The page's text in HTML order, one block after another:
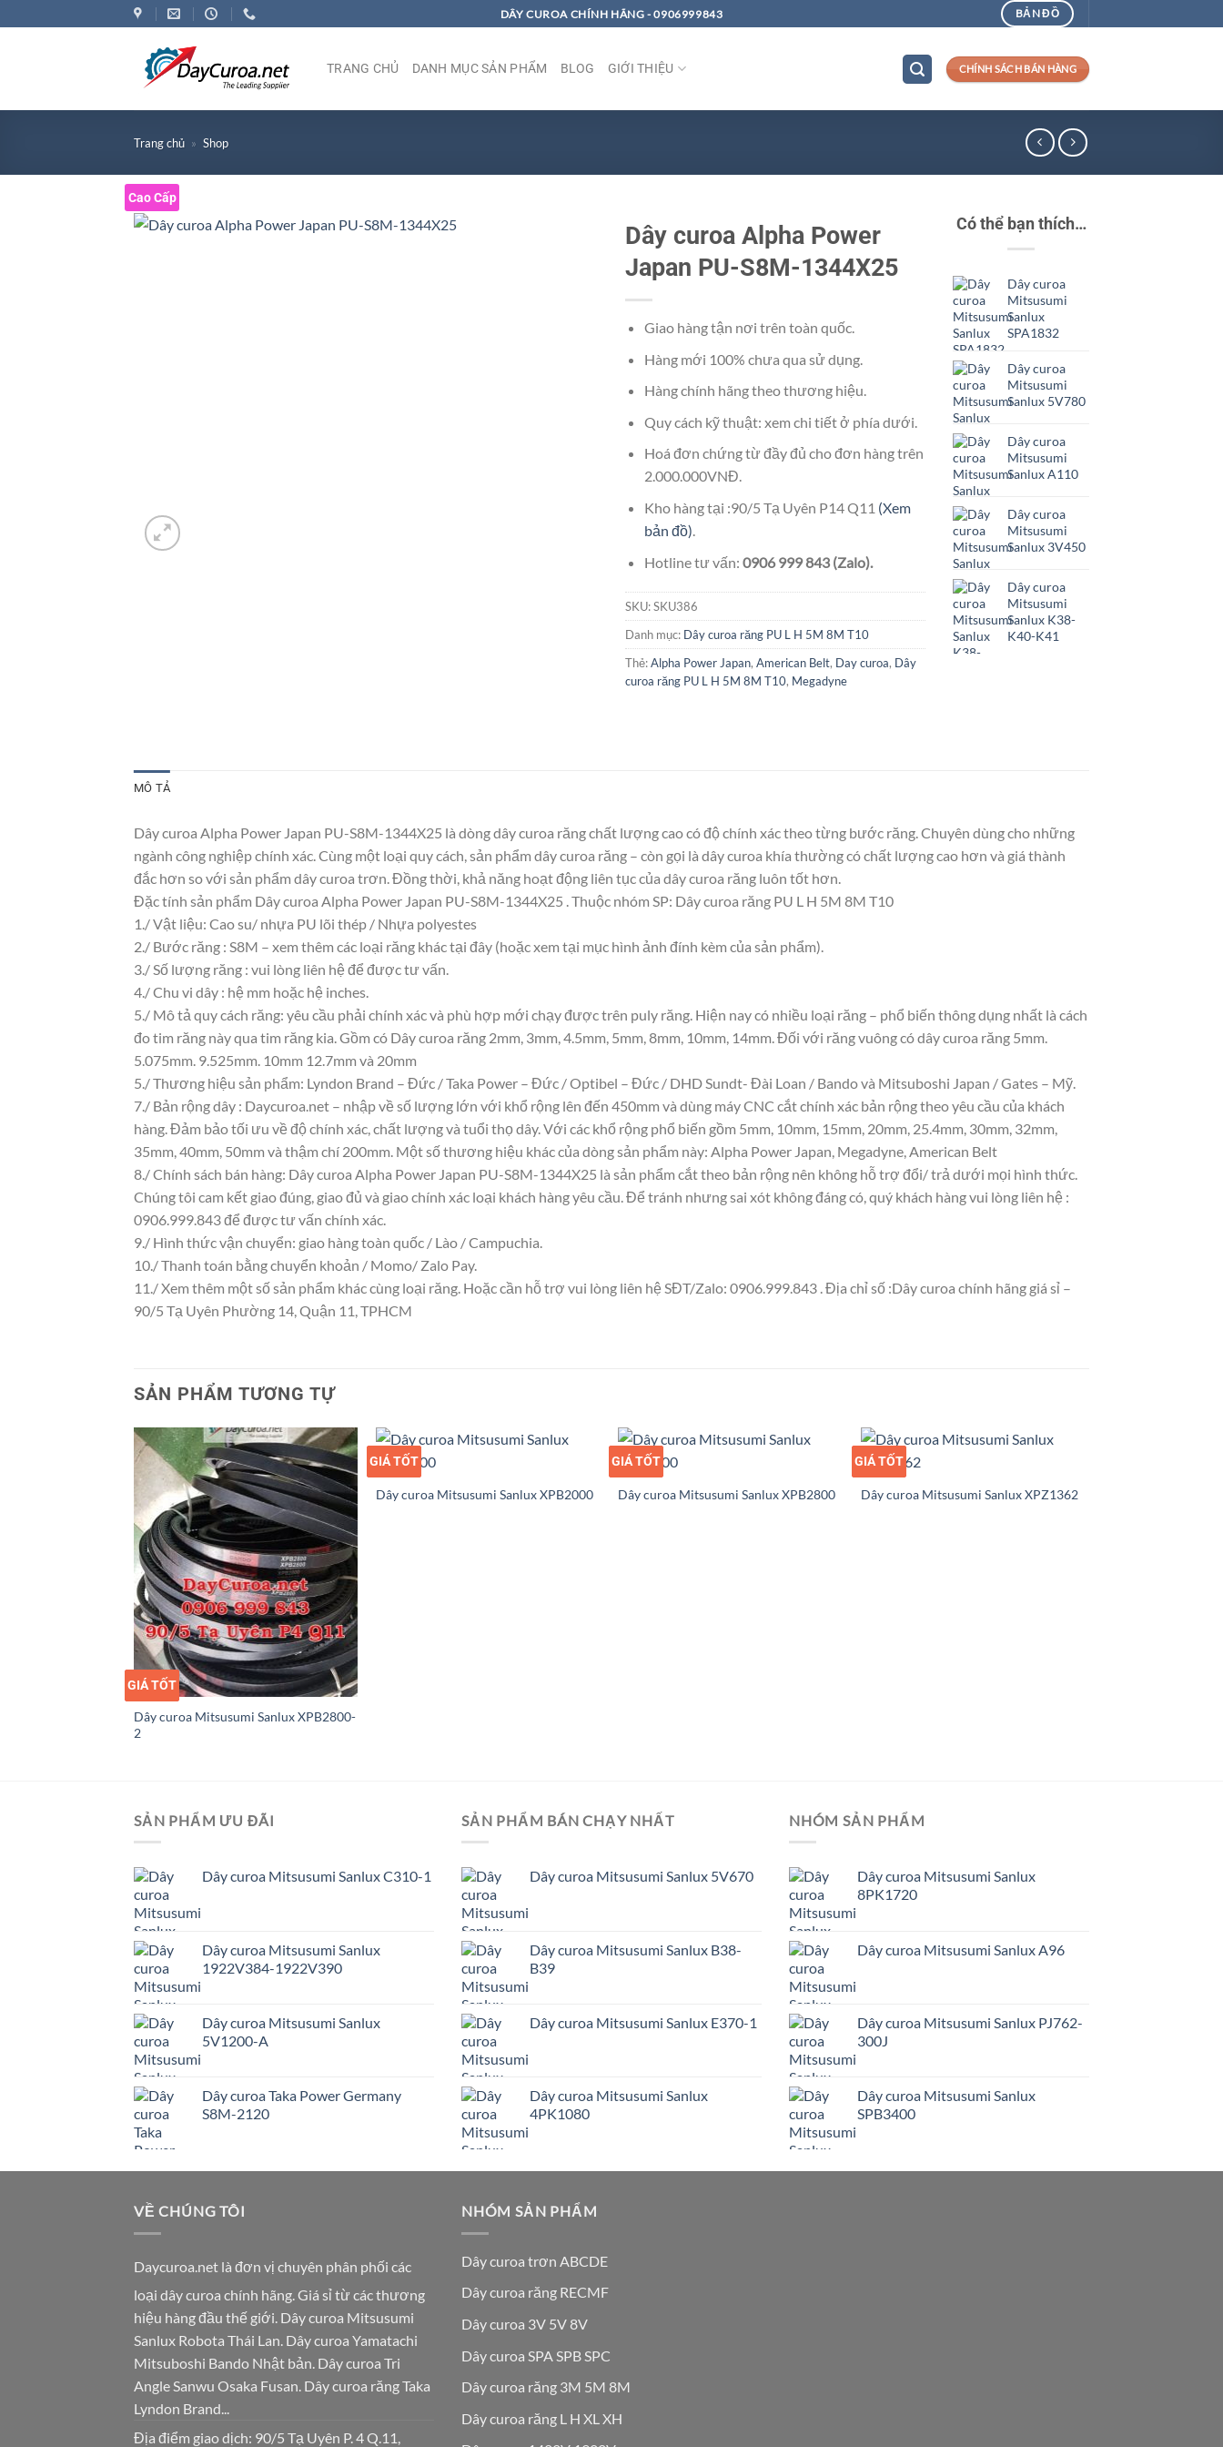
qua
DÂY CUROA CHÍNH HÃNG - 0906999843 BẢN ĐỒ
TRANG CHỦ DANH MỤC SẢN PHẨM BLOG GIỚI THIỆU CHÍNH SÁCH BÁN HÀNG
Trang chủ » Shop
Cao Cấp
Dây curoa Alpha Power
Japan PU-S8M-1344X25
Giao hàng tận nơi trên toàn quốc.
Hàng mới 100% chưa qua sử dụng.
Hàng chính hãng theo thương hiệu.
Quy cách kỹ thuật: xem chi tiết ở phía dưới.
Hoá đơn chứng từ đầy đủ cho đơn hàng trên
2.000.000VNĐ.
Kho hàng tại :90/5 Tạ Uyên P14 Q11 (Xem
bản đồ).
Hotline tư vấn: 0906 999 843 (Zalo).
SKU:SKU386
Danh mục: Dây curoa răng PU L H 5M 8M T10
Thẻ:Alpha Power Japan, American Belt, Day curoa, Dây
curoa răng PU L H 5M 8M T10, Megadyne
Có thể bạn thích…
Dây curoa
Mitsusumi
Sanlux
SPA1832
Dây curoa
Mitsusumi
Sanlux 5V780
Dây curoa
Mitsusumi
Sanlux A110
Dây curoa
Mitsusumi
Sanlux 3V450
Dây curoa
Mitsusumi
Sanlux K38-
K40-K41
MÔ TẢ
Dây curoa Alpha Power Japan PU-S8M-1344X25 là dòng dây curoa răng chất lượng cao có độ chính xác theo từng bước răng. Chuyên dùng cho những
ngành công nghiệp chính xác. Cùng một loại quy cách, sản phẩm dây curoa răng – còn gọi là dây curoa khía thường có chất lượng cao hơn và giá thành
đắc hơn so với sản phẩm dây curoa trơn. Đồng thời, khả năng hoạt động liên tục của dây curoa răng luôn tốt hơn.
Đặc tính sản phẩm Dây curoa Alpha Power Japan PU-S8M-1344X25 . Thuộc nhóm SP: Dây curoa răng PU L H 5M 8M T10
1./ Vật liệu: Cao su/ nhựa PU lõi thép / Nhựa polyestes
2./ Bước răng : S8M – xem thêm các loại răng khác tại đây (hoặc xem tại mục hình ảnh đính kèm của sản phẩm).
3./ Số lượng răng : vui lòng liên hệ để được tư vấn.
4./ Chu vi dây : hệ mm hoặc hệ inches.
5./ Mô tả quy cách răng: yêu cầu phải chính xác và phù hợp mới chạy được trên puly răng. Hiện nay có nhiều loại răng – phổ biến thông dụng nhất là cách
đo tim răng này qua tim răng kia. Gồm có Dây curoa răng 2mm, 3mm, 4.5mm, 5mm, 8mm, 10mm, 14mm. Đối với răng vuông có dây curoa răng 5mm.
5.075mm. 9.525mm. 10mm 12.7mm và 20mm
5./ Thương hiệu sản phẩm: Lyndon Brand – Đức / Taka Power – Đức / Optibel – Đức / DHD Sundt- Đài Loan / Bando và Mitsuboshi Japan / Gates – Mỹ.
7./ Bản rộng dây : Daycuroa.net – nhập về số lượng lớn với khổ rộng lên đến 450mm và dùng máy CNC cắt chính xác bản rộng theo yêu cầu của khách
hàng. Đảm bảo tối ưu về độ chính xác, chất lượng và tuổi thọ dây. Với các khổ rộng phổ biến gồm 5mm, 10mm, 15mm, 20mm, 25.4mm, 30mm, 32mm,
35mm, 40mm, 50mm và thậm chí 200mm. Một số thương hiệu khác của dòng sản phẩm này: Alpha Power Japan, Megadyne, American Belt
8./ Chính sách bán hàng: Dây curoa Alpha Power Japan PU-S8M-1344X25 là sản phẩm cắt theo bản rộng nên không hỗ trợ đổi/ trả dưới mọi hình thức.
Chúng tôi cam kết giao đúng, giao đủ và giao chính xác loại khách hàng yêu cầu. Để tránh nhưng sai xót không đáng có, quý khách hàng vui lòng liên hệ :
0906.999.843 để được tư vấn chính xác.
9./ Hình thức vận chuyển: giao hàng toàn quốc / Lào / Campuchia.
10./ Thanh toán bằng chuyển khoản / Momo/ Zalo Pay.
11./ Xem thêm một số sản phẩm khác cùng loại răng. Hoặc cần hỗ trợ vui lòng liên hệ SĐT/Zalo: 0906.999.843 . Địa chỉ số :Dây curoa chính hãng giá sỉ –
90/5 Tạ Uyên Phường 14, Quận 11, TPHCM
SẢN PHẨM TƯƠNG TỰ
GIÁ SỈ
GIÁ TỐT
Dây curoa Mitsusumi Sanlux XPB2800-
2
GIÁ SỈ
GIÁ TỐT
Dây curoa Mitsusumi Sanlux XPB2000
GIÁ SỈ
GIÁ TỐT
Dây curoa Mitsusumi Sanlux XPB2800
GIÁ SỈ
GIÁ TỐT
Dây curoa Mitsusumi Sanlux XPZ1362
SẢN PHẨM ƯU ĐÃI
Dây curoa Mitsusumi Sanlux C310-1
Dây curoa Mitsusumi Sanlux
1922V384-1922V390
Dây curoa Mitsusumi Sanlux
5V1200-A
Dây curoa Taka Power Germany
S8M-2120
SẢN PHẨM BÁN CHẠY NHẤT
Dây curoa Mitsusumi Sanlux 5V670
Dây curoa Mitsusumi Sanlux B38-
B39
Dây curoa Mitsusumi Sanlux E370-1
Dây curoa Mitsusumi Sanlux
4PK1080
NHÓM SẢN PHẨM
Dây curoa Mitsusumi Sanlux
8PK1720
Dây curoa Mitsusumi Sanlux A96
Dây curoa Mitsusumi Sanlux PJ762-
300J
Dây curoa Mitsusumi Sanlux
SPB3400
VỀ CHÚNG TÔI
Daycuroa.net là đơn vị chuyên phân phối các
loại dây curoa chính hãng. Giá sỉ từ các thương
hiệu hàng đầu thế giới. Dây curoa Mitsusumi
Sanlux Robota Thái Lan. Dây curoa Yamatachi
Mitsuboshi Bando Nhật bản. Dây curoa Tri
Angle Sanwu Osaka Fusan. Dây curoa răng Taka
Lyndon Brand...
Địa điểm giao dịch: 90/5 Tạ Uyên P. 4 Q.11,
NHÓM SẢN PHẨM
Dây curoa trơn ABCDE
Dây curoa răng RECMF
Dây curoa 3V 5V 8V
Dây curoa SPA SPB SPC
Dây curoa răng 3M 5M 8M
Dây curoa răng L H XL XH